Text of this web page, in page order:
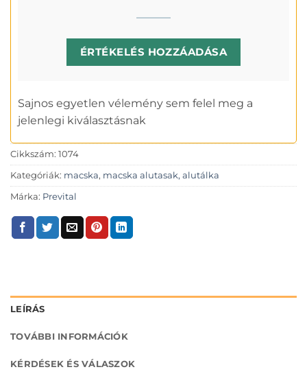
ÉRTÉKELÉS HOZZÁADÁSA
Sajnos egyetlen vélemény sem felel meg a
jelenlegi kiválasztásnak
Cikkszám: 1074
Kategóriák: macska, macska alutasak, alutálka
Márka: Prevital
LEÍRÁS
TOVÁBBI INFORMÁCIÓK
KÉRDÉSEK ÉS VÁLASZOK